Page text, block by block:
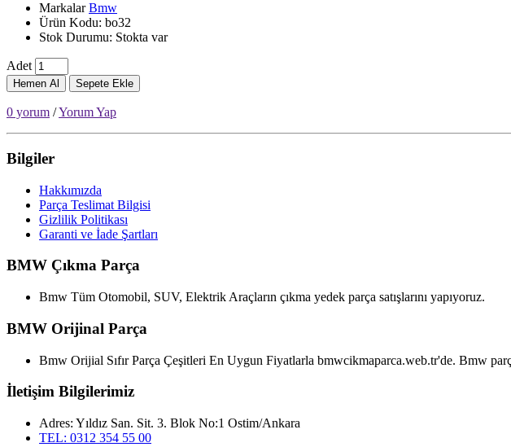
MarkalarBmw
Ürün Kodu: bo32
Stok Durumu: Stokta var
Adet
Hemen Al Sepete Ekle
0 yorum /Yorum Yap
Bilgiler
Hakkımızda
Parça Teslimat Bilgisi
Gizlilik Politikası
Garanti ve İade Şartları
BMW Çıkma Parça
Bmw Tüm Otomobil, SUV, Elektrik Araçların çıkma yedek parça satışlarını yapıyoruz.
BMW Orijinal Parça
Bmw Orijial Sıfır Parça Çeşitleri En Uygun Fiyatlarla bmwcikmaparca.web.tr'de. Bmw
İletişim Bilgilerimiz
Adres: Yıldız San. Sit. 3. Blok No:1 Ostim/Ankara
TEL: 0312 354 55 00